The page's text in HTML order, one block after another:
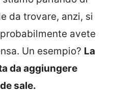
da trovare, anzi, si
avete
Un esempio? La
da aggiungere
sale.